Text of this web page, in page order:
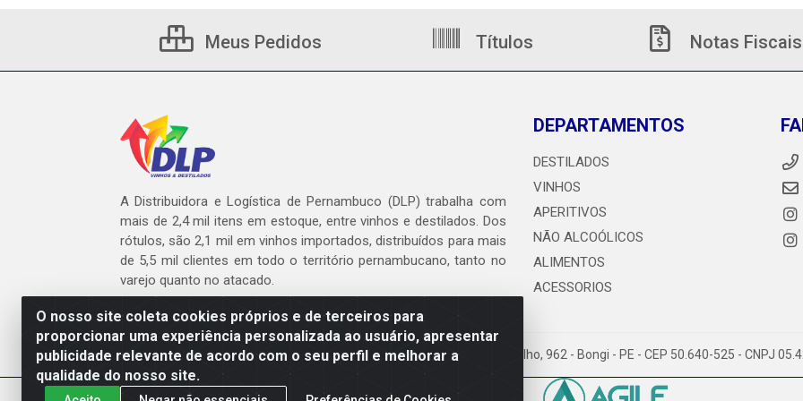
O nosso site coleta cookies próprios e de terceiros para
proporcionar uma experiência personalizada ao usuário, apresentar
publicidade relevante de acordo com o seu perfil e melhorar a
qualidade do nosso site.
Meus Pedidos Títulos Notas Fiscais
A Distribuidora e Logística de Pernambuco (DLP) trabalha com
mais de 2,4 mil itens em estoque, entre vinhos e destilados. Dos
rótulos, são 2,1 mil em vinhos importados, distribuídos para mais
de 5,5 mil clientes em todo o território pernambucano, tanto no
varejo quanto no atacado.
DEPARTAMENTOS
DESTILADOS
VINHOS
APERITIVOS
NÃO ALCOÓLICOS
ALIMENTOS
ACESSORIOS
DLP - AV. Engenheiro Abdias de Carvalho, 962 - Bongi - PE - CEP 50.640-525 - CNPJ